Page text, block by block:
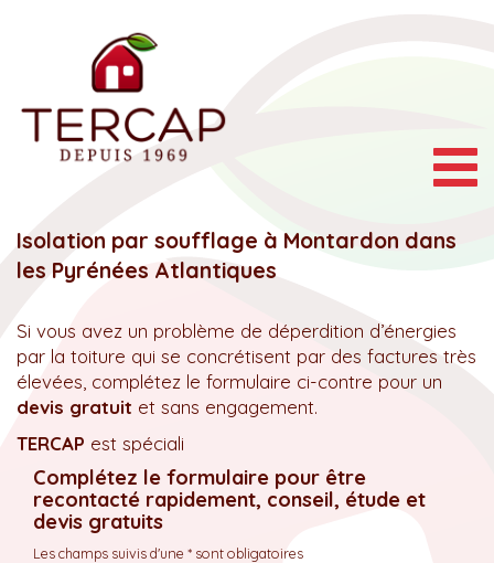
Isolation par soufflage à Montardon dans
les Pyrénées Atlantiques
Si vous avez un problème de déperdition d’énergies
par la toiture qui se concrétisent par des factures très
élevées, complétez le formulaire ci-contre pour un
devis gratuit et sans engagement.
TERCAP est spéciali
Complétez le formulaire pour être
recontacté rapidement, conseil, étude et
devis gratuits
Les champs suivis d'une * sont obligatoires